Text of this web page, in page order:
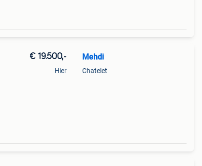
€ 19.500,-
Hier
Mehdi
Chatelet